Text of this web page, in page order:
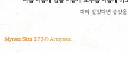
까지 다 알고있는 사람
미리 알았다면 좋았
Mynem Skin 2.7.3© Armynem